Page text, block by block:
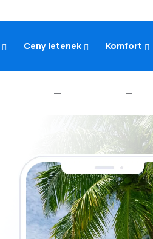
Ceny letenek Komfort
— —